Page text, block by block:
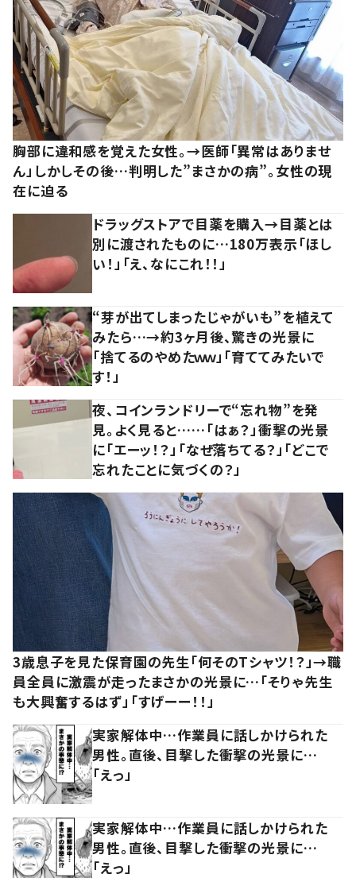
胸部に違和感を覚えた女性。→医師「異常はありませ
ん」しかしその後…判明した”まさかの病”。女性の現
在に迫る
ドラッグストアで目薬を購入→目薬とは
別に渡されたものに…180万表示「ほし
い！」「え、なにこれ！！」
“芽が出てしまったじゃがいも”を植えて
みたら…→約3ヶ月後、驚きの光景に
「捨てるのやめたｗｗ」「育ててみたいで
す！」
夜、コインランドリーで“忘れ物”を発
見。よく見ると……「はぁ？」衝撃の光景
に「エーッ！？」「なぜ落ちてる？」「どこで
忘れたことに気づくの？」
3歳息子を見た保育園の先生「何そのTシャツ！？」→職
員全員に激震が走ったまさかの光景に…「そりゃ先生
も大興奮するはず」「すげーー！！」
実家解体中…作業員に話しかけられた
男性。直後、目撃した衝撃の光景に…
「えっ」
実家解体中…作業員に話しかけられた
男性。直後、目撃した衝撃の光景に…
「えっ」